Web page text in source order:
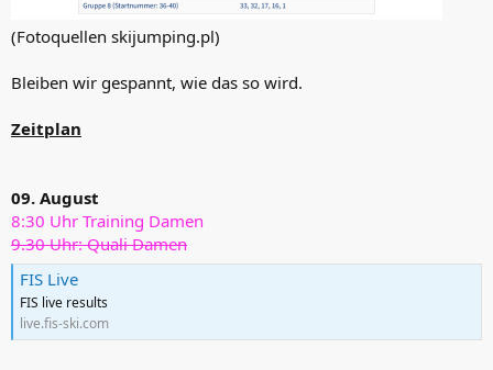
(Fotoquellen skijumping.pl)
Bleiben wir gespannt, wie das so wird.
Zeitplan
09. August
8:30 Uhr Training Damen
9.30 Uhr: Quali Damen
FIS Live
FIS live results
live.fis-ski.com